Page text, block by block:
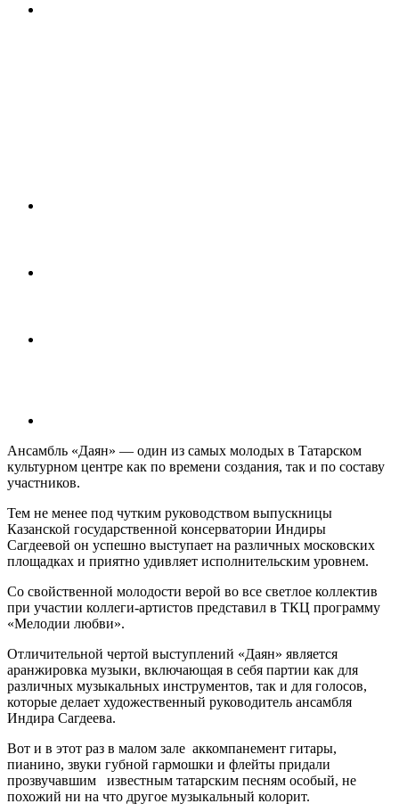
Ансамбль «Даян» — один из самых молодых в Татарском
культурном центре как по времени создания, так и по составу
участников.
Тем не менее под чутким руководством выпускницы
Казанской государственной консерватории Индиры
Сагдеевой он успешно выступает на различных московских
площадках и приятно удивляет исполнительским уровнем.
Со свойственной молодости верой во все светлое коллектив
при участии коллеги-артистов представил в ТКЦ программу
«Мелодии любви».
Отличительной чертой выступлений «Даян» является
аранжировка музыки, включающая в себя партии как для
различных музыкальных инструментов, так и для голосов,
которые делает художественный руководитель ансамбля
Индира Сагдеева.
Вот и в этот раз в малом зале аккомпанемент гитары,
пианино, звуки губной гармошки и флейты придали
прозвучавшим известным татарским песням особый, не
похожий ни на что другое музыкальный колорит.